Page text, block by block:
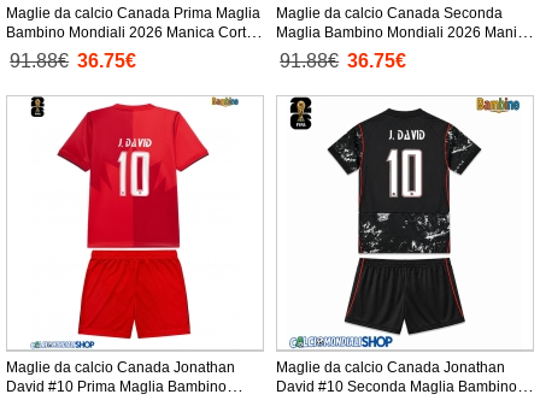
Maglie da calcio Canada Prima Maglia
Bambino Mondiali 2026 Manica Corta
+ Pantaloni corti)
91.88€ 36.75€
Maglie da calcio Canada Seconda
Maglia Bambino Mondiali 2026 Manica
Corta + Pantaloni corti)
91.88€ 36.75€
Maglie da calcio Canada Jonathan
David #10 Prima Maglia Bambino
Maglie da calcio Canada Jonathan
David #10 Seconda Maglia Bambino